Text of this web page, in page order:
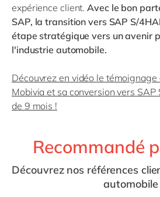
expérience client.Avec le bon
SAP, la transition vers SAP S/
étape stratégique vers un avenir
l'industrie automobile.
Découvrez en vidéo le
Mobivia et sa conversion vers
de 9 mois !
Recommandé
Découvrez nos références
automobile